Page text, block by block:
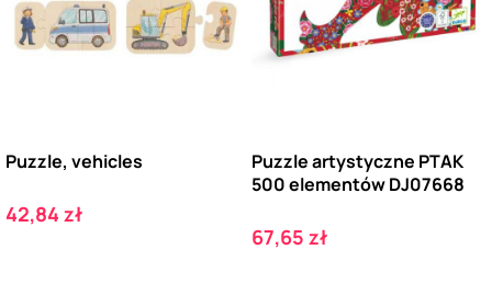
Puzzle, vehicles
Cena
42,84 zł
Puzzle artystyczne PTAK
500 elementów DJ07668
Cena
67,65 zł